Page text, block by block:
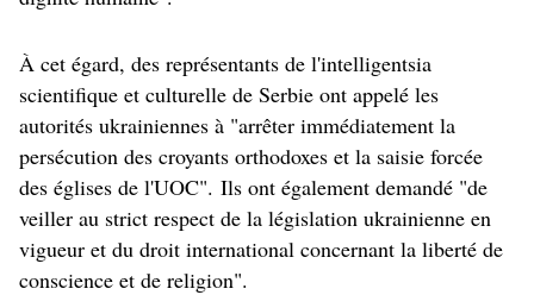
À cet égard, des représentants de l'intelligentsia
scientifique et culturelle de Serbie ont appelé les
autorités ukrainiennes à "arrêter immédiatement la
persécution des croyants orthodoxes et la saisie forcée
des églises de l'UOC". Ils ont également demandé "de
veiller au strict respect de la législation ukrainienne en
vigueur et du droit international concernant la liberté de
conscience et de religion".